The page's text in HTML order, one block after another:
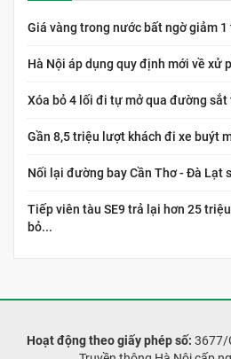
Giá vàng trong nước bất ngờ giảm
Hà Nội áp dụng quy định mới về xử
Xóa bỏ 4 lối đi tự mở qua đường
Gần 8,5 triệu lượt khách đi xe buýt
Nối lại đường bay Cần Thơ - Đà Lạt
Tiếp viên tàu SE9 trả lại hơn 25
bỏ...
Hoạt động theo giấy phép số: 3677/